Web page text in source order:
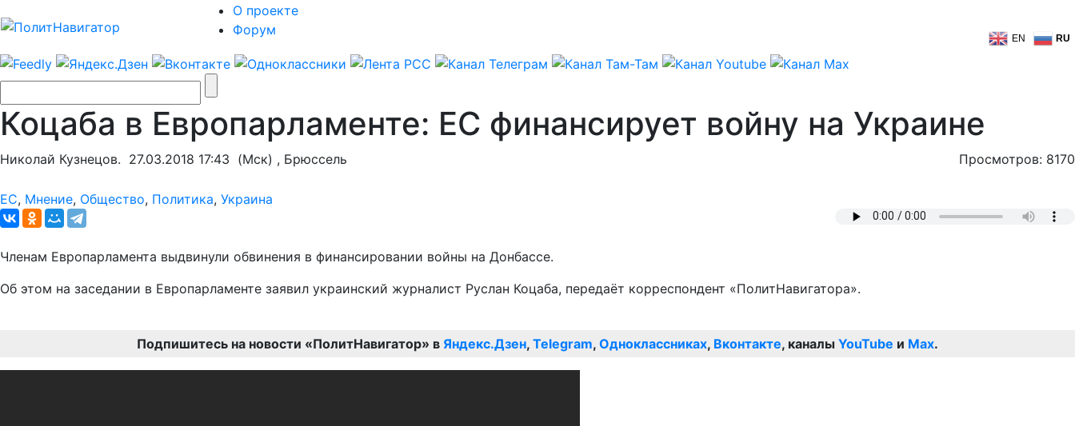
О проекте
Форум
EN RU
Коцаба в Европарламенте: ЕС финансирует войну на Украине
Николай Кузнецов. 27.03.2018 17:43 (Мск) , Брюссель Просмотров: 8170
ЕС, Мнение, Общество, Политика, Украина
Членам Европарламента выдвинули обвинения в финансировании войны на Донбассе.
Об этом на заседании в Европарламенте заявил украинский журналист Руслан Коцаба, передаёт корреспондент «ПолитНавигатора».
Подпишитесь на новости «ПолитНавигатор» в Яндекс.Дзен, Telegram, Одноклассниках, Вконтакте, каналы YouTube и Max.